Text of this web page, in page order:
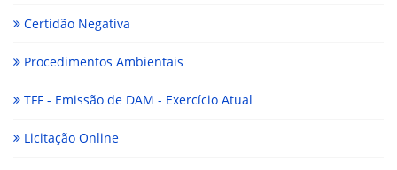
Certidão Negativa
Procedimentos Ambientais
TFF - Emissão de DAM - Exercício Atual
Licitação Online